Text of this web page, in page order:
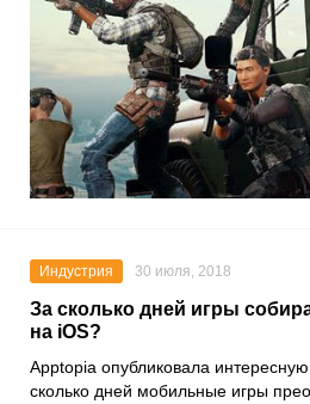
Индустрия 30 июля, 2018
За сколько дней игры
на iOS?
Apptopia опубликовала
сколько дней мобильные игры